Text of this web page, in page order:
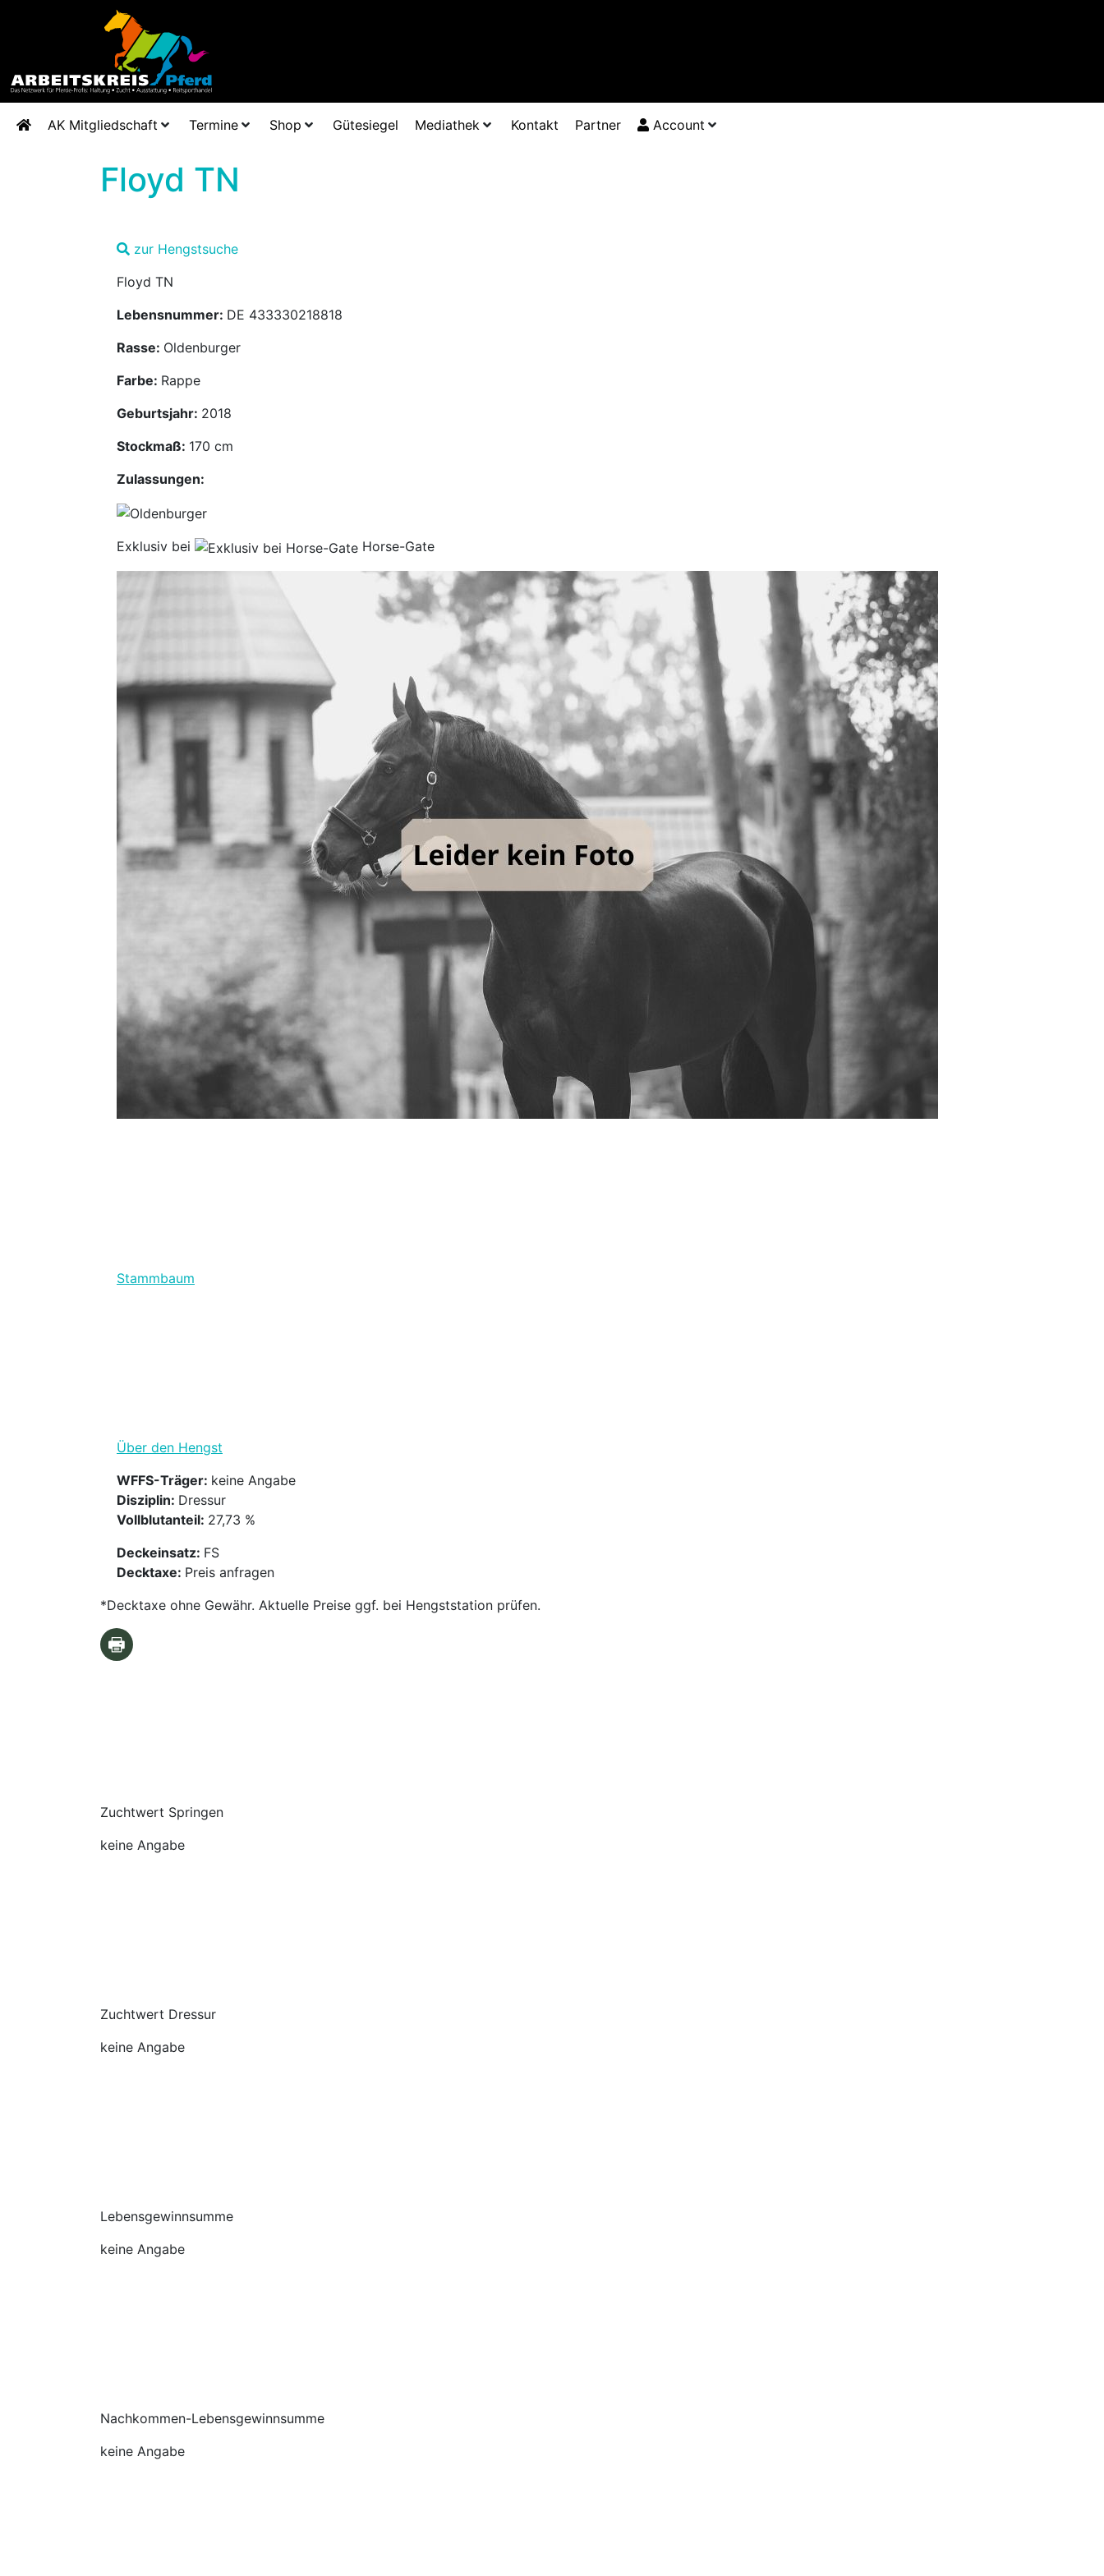
AK Mitgliedschaft Termine Shop Gütesiegel Mediathek Kontakt Partner Account
Floyd TN
zur Hengstsuche
Floyd TN
Lebensnummer: DE 433330218818
Rasse: Oldenburger
Farbe: Rappe
Geburtsjahr: 2018
Stockmaß: 170 cm
Zulassungen:
Exklusiv bei Horse-Gate
Stammbaum
Über den Hengst
WFFS-Träger: keine Angabe
Disziplin: Dressur
Vollblutanteil: 27,73 %
Deckeinsatz: FS
Decktaxe: Preis anfragen
*Decktaxe ohne Gewähr. Aktuelle Preise ggf. bei Hengststation prüfen.
Zuchtwert Springen
keine Angabe
Zuchtwert Dressur
keine Angabe
Lebensgewinnsumme
keine Angabe
Nachkommen-Lebensgewinnsumme
keine Angabe